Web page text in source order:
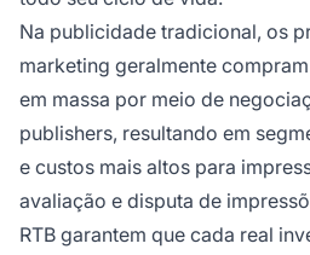
Na publicidade tradicional, os
marketing geralmente
em massa por meio de
publishers, resultando em
e custos mais altos para
avaliação e disputa de
RTB garantem que cada real